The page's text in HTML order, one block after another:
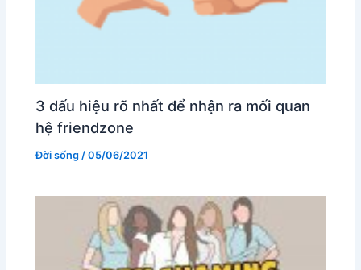
3 dấu hiệu rõ nhất để nhận ra mối quan
hệ friendzone
Đời sống /05/06/2021